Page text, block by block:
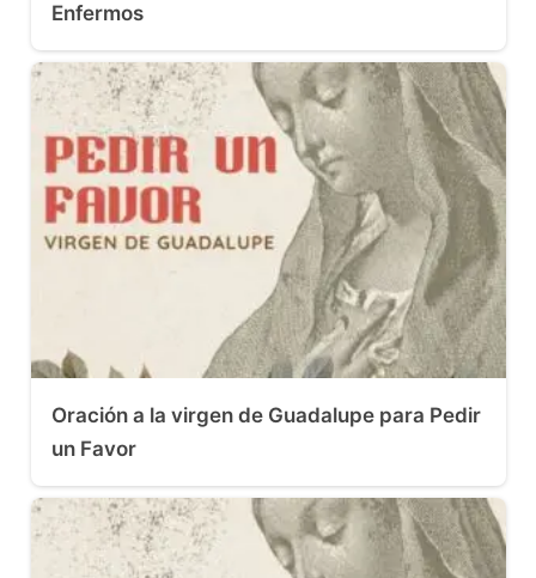
Enfermos
Oración a la virgen de Guadalupe para Pedir
un Favor